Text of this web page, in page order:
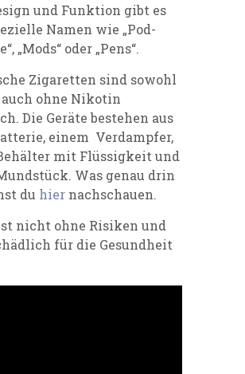
und Funktion gibt es
Namen wie „Pod-
„Mods“ oder „Pens“.
Zigaretten sind sowohl
ohne Nikotin
Die Geräte bestehen aus
einem Verdampfer,
mit Flüssigkeit und
Was genau drin
du hier nachschauen.
nicht ohne Risiken und
für die Gesundheit